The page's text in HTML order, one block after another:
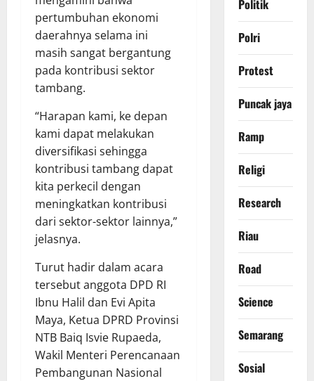
pertumbuhan ekonomi
daerahnya selama ini
masih sangat bergantung
pada kontribusi sektor
tambang.
“Harapan kami, ke depan
kami dapat melakukan
diversifikasi sehingga
kontribusi tambang dapat
kita perkecil dengan
meningkatkan kontribusi
dari sektor-sektor lainnya,”
jelasnya.
Turut hadir dalam acara
tersebut anggota DPD RI
Ibnu Halil dan Evi Apita
Maya, Ketua DPRD Provinsi
NTB Baiq Isvie Rupaeda,
Wakil Menteri Perencanaan
Pembangunan Nasional
Politik
Polri
Protest
Puncak jaya
Ramp
Religi
Research
Riau
Road
Science
Semarang
Sosial